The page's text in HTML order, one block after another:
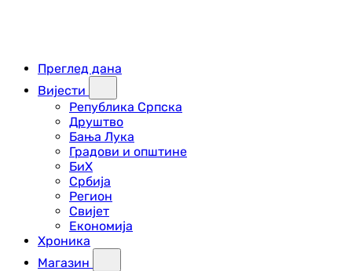
Преглед дана
Вијести
Република Српска
Друштво
Бања Лука
Градови и општине
БиХ
Србија
Регион
Свијет
Економија
Хроника
Магазин